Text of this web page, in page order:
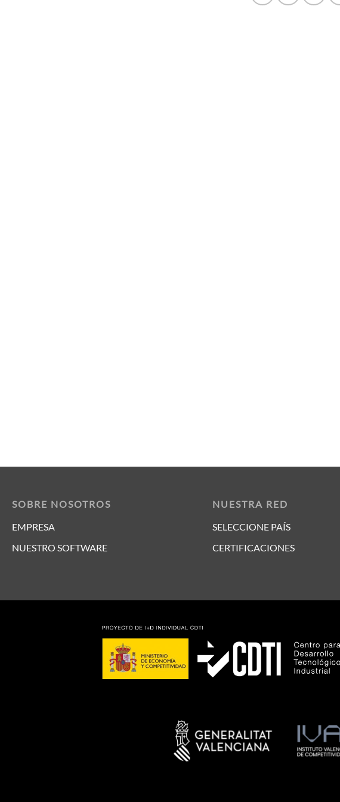
SOBRE NOSOTROS
EMPRESA
NUESTRO SOFTWARE
NUESTRA RED
SELECCIONE PAÍS
CERTIFICACIONES